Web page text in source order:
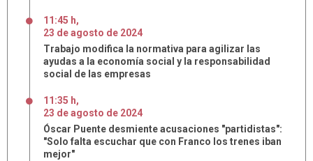
11:45 h,
23 deagosto de 2024
Trabajo modifica la normativa para agilizar las
ayudas a la economía social y la responsabilidad
social de las empresas
11:35 h,
23 deagosto de 2024
Óscar Puente desmiente acusaciones "partidistas":
"Solo falta escuchar que con Franco los trenes iban
mejor"